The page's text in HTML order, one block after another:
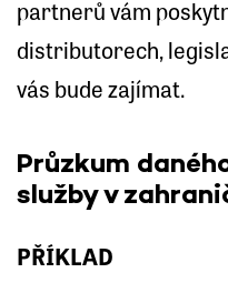
partnerů vám
distributorech,
vás bude zajímat.
Průzkum
služby v
PŘÍKLAD